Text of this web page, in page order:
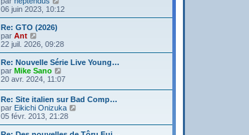
a
g
m
s
s
a
g
e
d
e
r
i
e
r
m
e
s
s
a
g
o
i
e
e
r
n
i
e
r
m
e
s
06 juin 2023, 10:12
Re: GTO (2026)
par Ant
o
i
r
l
e
e
r
n
i
e
22 juil. 2026, 09:28
Re: Nouvelle Série Live Young…
par Mike Sano
o
l
e
d
20 avr. 2024, 11:07
Re: Site italien sur Bad Comp…
par Eikichi Onizuka
i
r
05 févr. 2013, 21:28